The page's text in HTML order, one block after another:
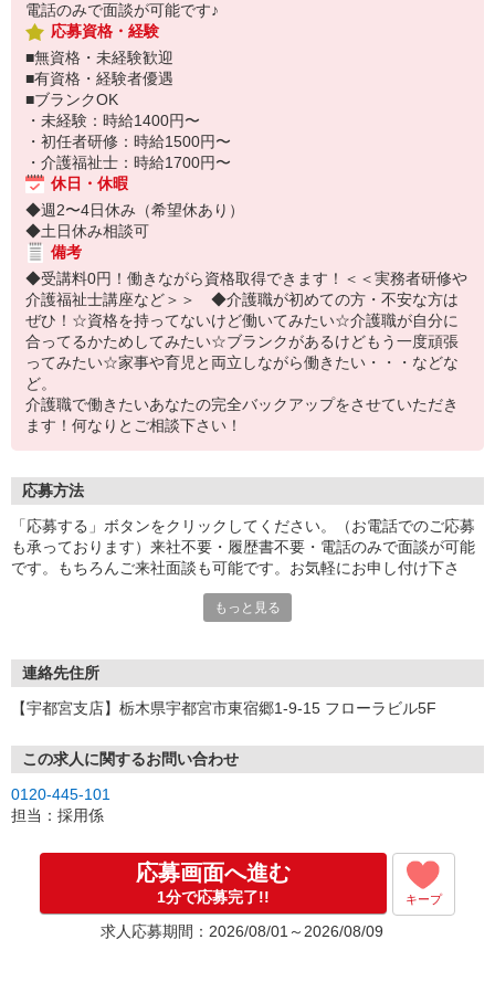
電話のみで面談が可能です♪
応募資格・経験
■無資格・未経験歓迎
■有資格・経験者優遇
■ブランクOK
・未経験：時給1400円〜
・初任者研修：時給1500円〜
・介護福祉士：時給1700円〜
休日・休暇
◆週2〜4日休み（希望休あり）
◆土日休み相談可
備考
◆受講料0円！働きながら資格取得できます！＜＜実務者研修や
介護福祉士講座など＞＞ ◆介護職が初めての方・不安な方は
ぜひ！☆資格を持ってないけど働いてみたい☆介護職が自分に
合ってるかためしてみたい☆ブランクがあるけどもう一度頑張
ってみたい☆家事や育児と両立しながら働きたい・・・などな
ど。
介護職で働きたいあなたの完全バックアップをさせていただき
ます！何なりとご相談下さい！
応募方法
「応募する」ボタンをクリックしてください。（お電話でのご応募
も承っております）来社不要・履歴書不要・電話のみで面談が可能
です。もちろんご来社面談も可能です。お気軽にお申し付け下さ
もっと見る
連絡先住所
【宇都宮支店】栃木県宇都宮市東宿郷1-9-15 フローラビル5F
この求人に関するお問い合わせ
0120-445-101
担当：採用係
応募画面へ進む
1分で応募完了!! キープ
求人応募期間：2026/08/01～2026/08/09